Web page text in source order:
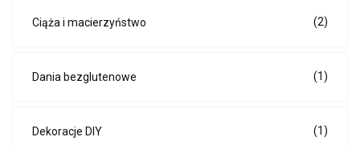
Ciąża i macierzyństwo (2)
Dania bezglutenowe (1)
Dekoracje DIY (1)